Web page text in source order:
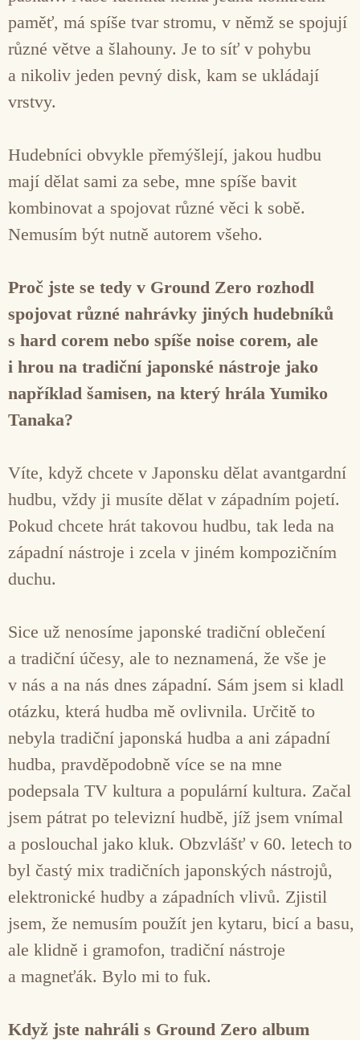
paměť, má spíše tvar stromu, v němž se spojují
různé větve a šlahouny. Je to síť v pohybu
a nikoliv jeden pevný disk, kam se ukládají
vrstvy.
Hudebníci obvykle přemýšlejí, jakou hudbu
mají dělat sami za sebe, mne spíše bavit
kombinovat a spojovat různé věci k sobě.
Nemusím být nutně autorem všeho.
Proč jste se tedy v Ground Zero rozhodl
spojovat různé nahrávky jiných hudebníků
s hard corem nebo spíše noise corem, ale
i hrou na tradiční japonské nástroje jako
například šamisen, na který hrála Yumiko
Tanaka?
Víte, když chcete v Japonsku dělat avantgardní
hudbu, vždy ji musíte dělat v západním pojetí.
Pokud chcete hrát takovou hudbu, tak leda na
západní nástroje i zcela v jiném kompozičním
duchu.
Sice už nenosíme japonské tradiční oblečení
a tradiční účesy, ale to neznamená, že vše je
v nás a na nás dnes západní. Sám jsem si kladl
otázku, která hudba mě ovlivnila. Určitě to
nebyla tradiční japonská hudba a ani západní
hudba, pravděpodobně více se na mne
podepsala TV kultura a populární kultura. Začal
jsem pátrat po televizní hudbě, jíž jsem vnímal
a poslouchal jako kluk. Obzvlášť v 60. letech to
byl častý mix tradičních japonských nástrojů,
elektronické hudby a západních vlivů. Zjistil
jsem, že nemusím použít jen kytaru, bicí a basu,
ale klidně i gramofon, tradiční nástroje
a magneťák. Bylo mi to fuk.
Když jste nahráli s Ground Zero album